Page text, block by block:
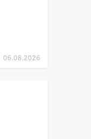
06.08.2026